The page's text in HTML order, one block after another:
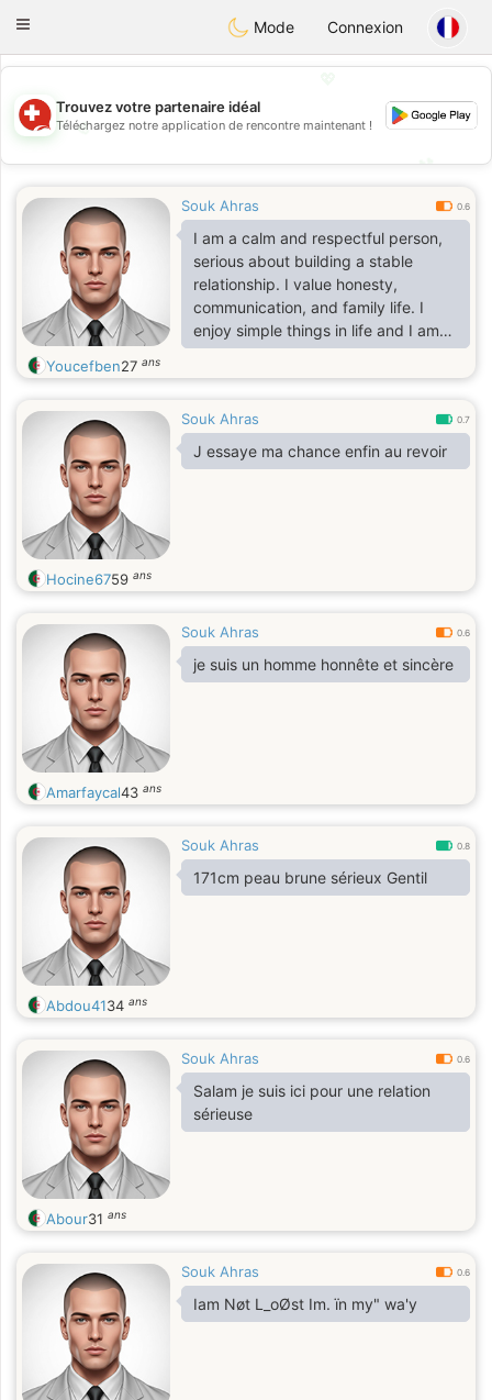
Suissi
Toggle
Mode Connexion
💖
💕
Trouvez votre partenaire idéal
Téléchargez notre application de rencontre maintenant !
Souk Ahras 0.6
I am a calm and respectful person,
serious about building a stable
relationship. I value honesty,
communication, and family life. I
enjoy simple things in life and I am
looking for a meaningful connection
based on mutual respect.
Youcefben27 ans
Souk Ahras 0.7
J essaye ma chance enfin au revoir
Hocine6759 ans
Souk Ahras 0.6
je suis un homme honnête et sincère
Amarfaycal43 ans
Souk Ahras 0.8
171cm peau brune sérieux Gentil
Abdou4134 ans
Souk Ahras 0.6
Salam je suis ici pour une relation
sérieuse
Abour31 ans
Souk Ahras 0.6
Iam Nøt L_oØst Im. ïn my" wa'y